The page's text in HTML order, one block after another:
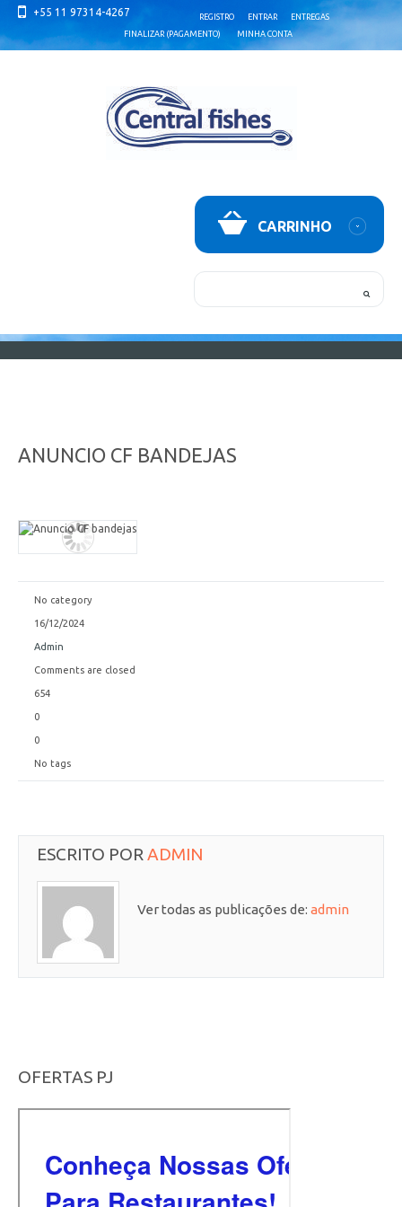
+55 11 97314-4267 REGISTRO ENTRAR
ENTREGAS
FINALIZAR (PAGAMENTO)
MINHA CONTA
CARRINHO
ANUNCIO CF BANDEJAS
No category
16/12/2024
Admin
Comments are closed
654
0
0
No tags
ESCRITO POR ADMIN
Ver todas as publicações de: admin
OFERTAS PJ